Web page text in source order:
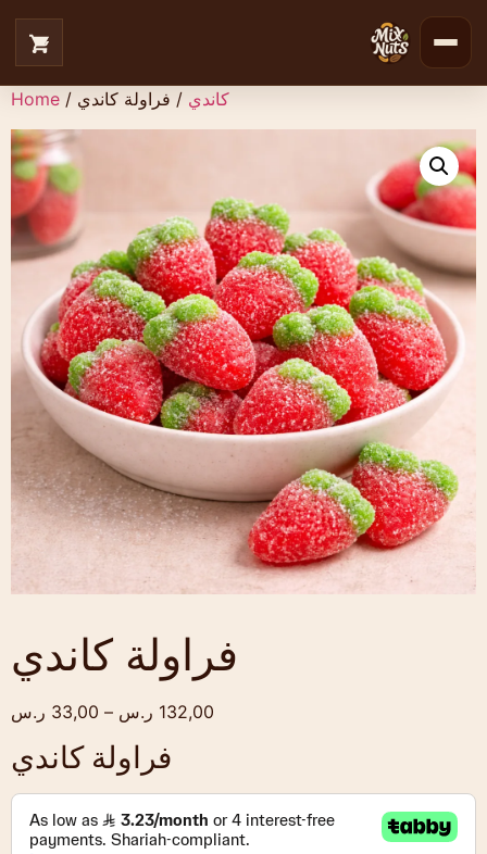
Home / كاندي / فراولة كاندي
فراولة كاندي
33,00 ر.س – 132,00 ر.س
فراولة كاندي